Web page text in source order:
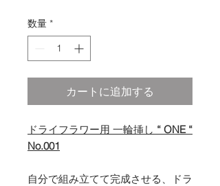
数量 *
カートに追加する
ドライフラワー用 一輪挿し “ ONE “
No.001
自分で組み立てて完成させる、ドラ